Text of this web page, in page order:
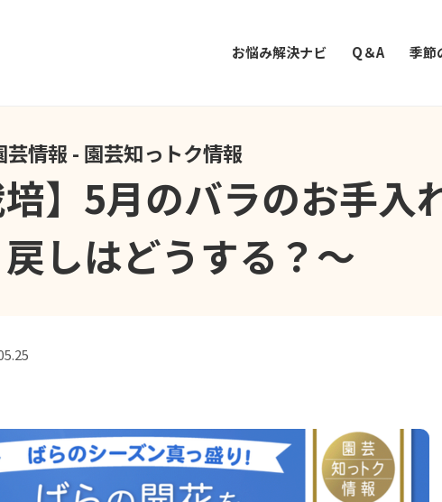
お悩み解決ナビ Q＆A 季節
情報 - 園芸知っトク情報
培】5月のバラのお手
しはどうする？～